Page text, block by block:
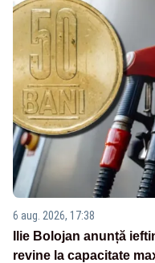
6 aug. 2026, 17:38
Ilie Bolojan anunță
revine la capacitate